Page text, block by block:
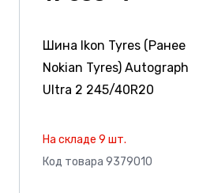
Шина Ikon Tyres (Ранее
Nokian Tyres) Autograph
Ultra 2 245/40R20
На складе 9 шт.
Код товара 9379010